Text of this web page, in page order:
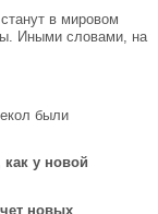
в мировом
Иными словами, на
были
как у новой
новых